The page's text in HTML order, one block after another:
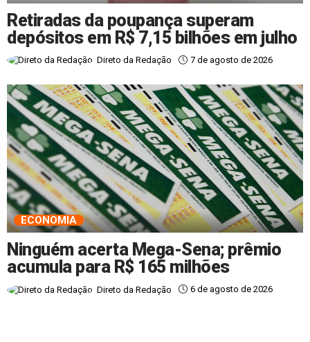
Retiradas da poupança superam
depósitos em R$ 7,15 bilhões em julho
Direto da Redação 7 de agosto de 2026
ECONOMIA
Ninguém acerta Mega-Sena; prêmio
acumula para R$ 165 milhões
Direto da Redação 6 de agosto de 2026